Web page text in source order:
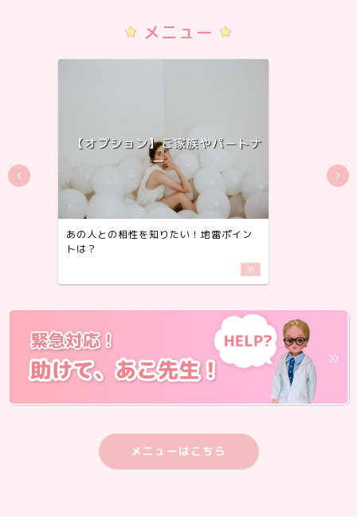
メニュー
【オプション】ご家族やパートナ
ー
あの人との相性を知りたい！地雷ポイン
トは？
‹ ›
メニューはこちら